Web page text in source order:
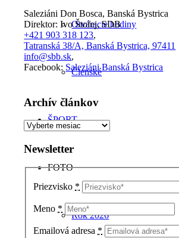
Otváracie hodiny
Členské
ŠPORT
FOTO
Rok 2026
Saleziáni Don Bosca, Banská Bystrica
Direktor: Ivo Štofej, SDB
+421 903 318 123,
Tatranská 38/A, Banská Bystrica, 97411
info@sbb.sk,
Facebook: Saleziáni Banská Bystrica
Archív článkov
Archív
Newsletter
Priezvisko *
Meno *
Emailová adresa *